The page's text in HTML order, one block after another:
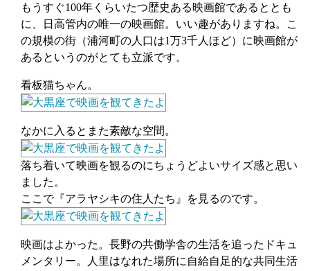
もうすぐ100年くらいたつ歴史ある映画館であるととも
に、日高管内の唯一の映画館。いい趣がありますね。こ
の規模の街（浦河町の人口は1万3千人ほど）に映画館が
あるというのがとても立派です。
看板猫ちゃん。
なかに入るとまた素敵な空間。
落ち着いて映画を観るのにちょうどよいサイズ感と思い
ました。
ここで『アラヤシキの住人たち』を見るのです。
映画はよかった。長野の共働学舎の生活を追ったドキュ
メンタリー。人里はなれた場所に自給自足的な共同生活